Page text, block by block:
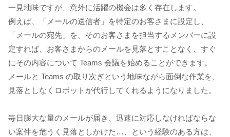
一見地味ですが、意外に活躍の機会は多く存在します。
例えば、「メールの送信者」を特定のお客さまに設定し、
「メールの宛先」を、そのお客さまを担当するメンバーに設
定すれば、お客さまからのメールを見落とすことなく、すぐ
にその内容について Teams 会議を始めることができます。
メールと Teams の取り次ぎという地味ながら面倒な作業を、
見落としなくロボットが代行してくれるようになりました。
毎日膨大な量のメールが届き、迅速に対応しなければならな
い案件を危うく見落としかけた…、という経験のある方は、